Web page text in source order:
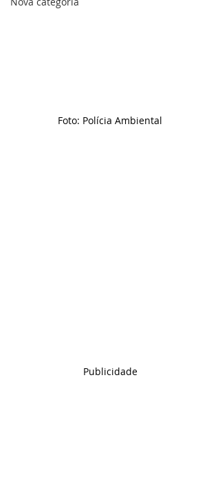
Foto: Polícia Ambiental
Publicidade